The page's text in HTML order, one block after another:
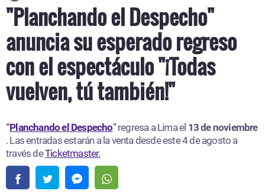
"Planchando el Despecho"
anuncia su esperado regreso
con el espectáculo "¡Todas
vuelven, tú también!"
“Planchando el Despecho” regresa a Lima el 13 de noviembre
. Las entradas estarán a la venta desde este 4 de agosto a
través deTicketmaster.